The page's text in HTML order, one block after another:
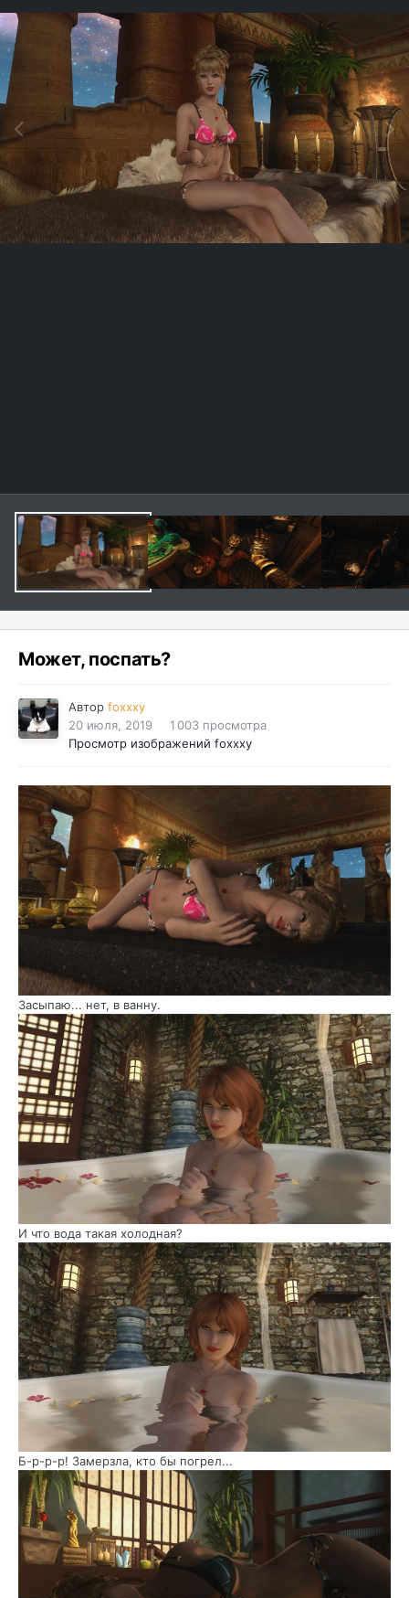
Может, поспать?
Автор foxxxy
20 июля, 2019
1 003 просмотра
Просмотр изображений foxxxy
Засыпаю... нет, в ванну.
И что вода такая холодная?
Б-р-р-р! Замерзла, кто бы погрел...